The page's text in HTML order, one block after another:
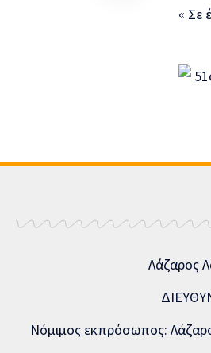
« Σε
Λάζαρος
Νόμιμος εκπρόσωπος: